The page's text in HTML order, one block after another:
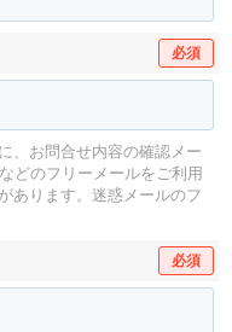
必須
、お問合せ内容の確認メー
どのフリーメールをご利用
あります。 迷惑メールのフ
必須